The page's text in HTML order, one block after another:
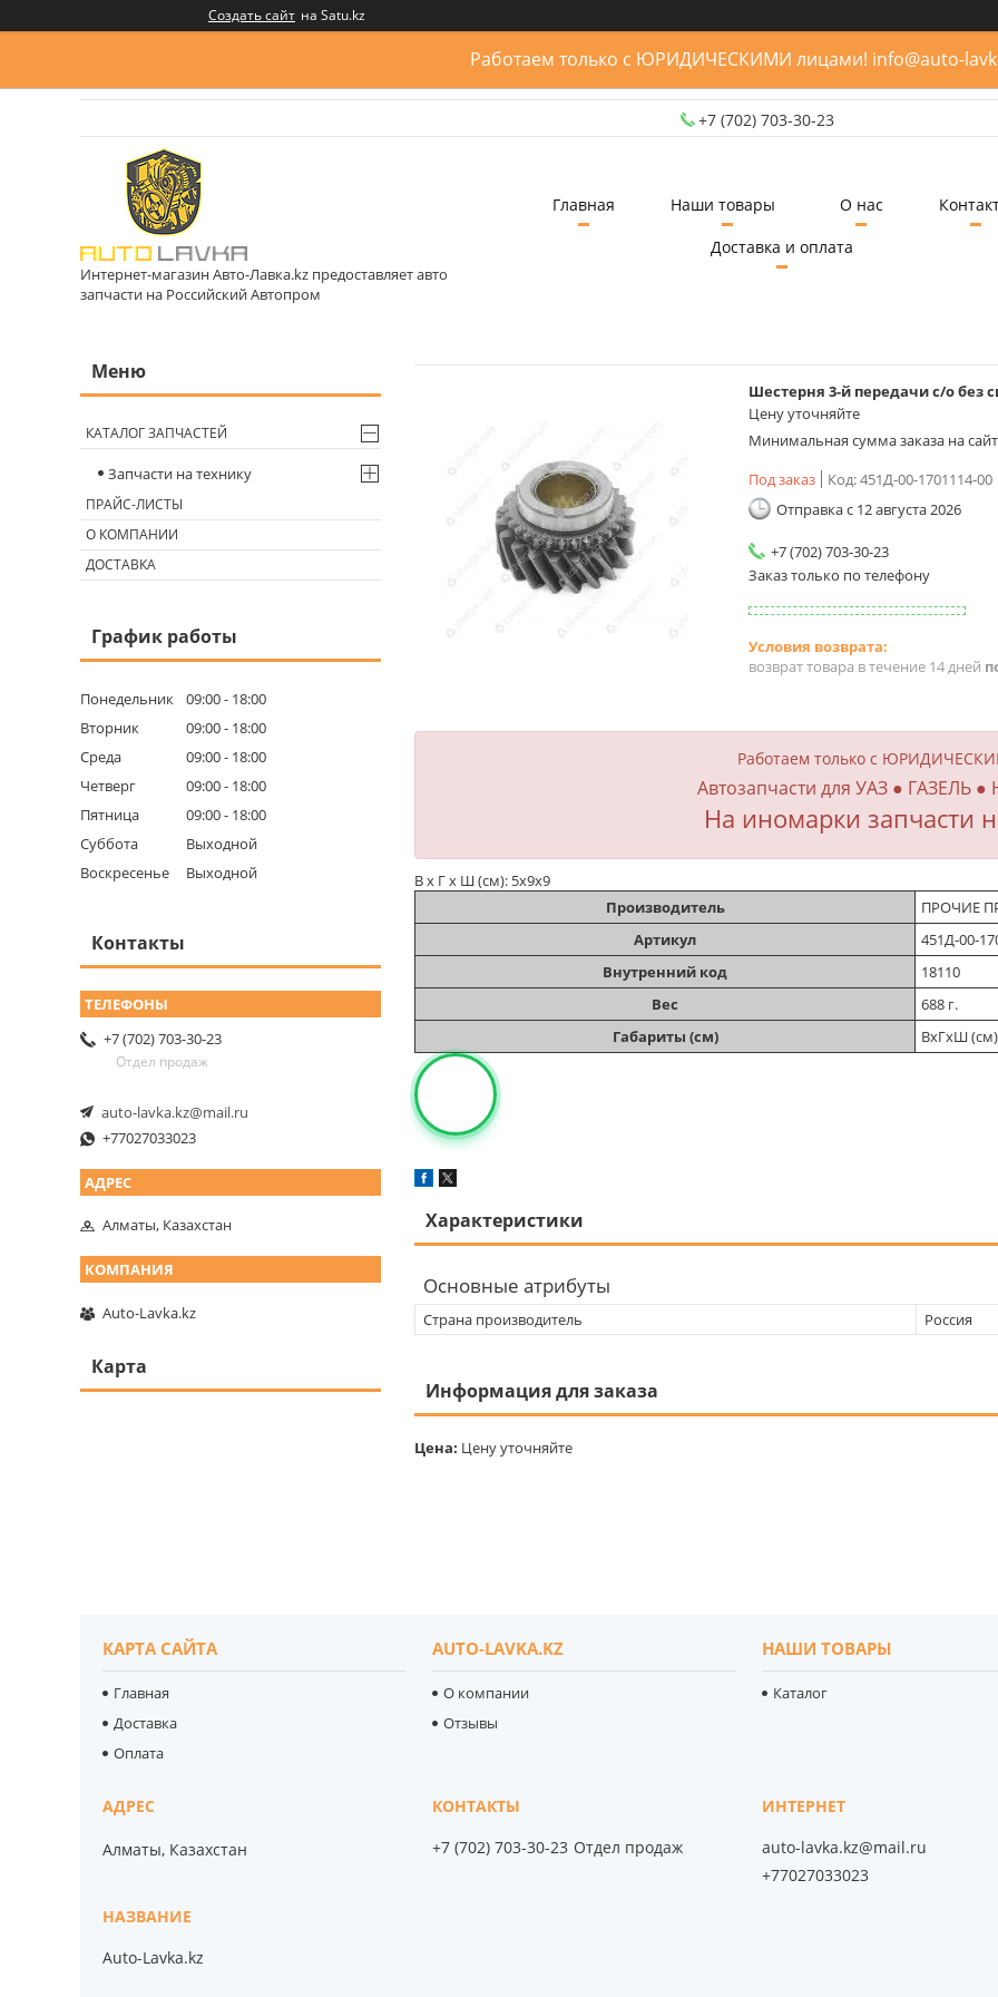
Создать сайт на Satu.kz
Работаем только с ЮРИДИЧЕСКИМИ лицами! info@auto-
+7 (702) 703-30-23
Интернет-магазин Авто-Лавка.kz предоставляет авто
запчасти на Российский Автопром
Главная Наши товары О нас
Доставка и оплата
Шестерня 3-й передачи с/о без
Цену уточняйте
Минимальная сумма заказа на
Под заказ
Код:451Д-00-1701114-00
Отправка с 12 августа 2026
+7 (702) 703-30-23
Заказ только по телефону
возврат товара в течение 14 дней
Работаем только с
Автозапчасти для УАЗ ● ГАЗЕЛЬ
На иномарки запчасти
В х Г х Ш (см): 5х9х9
Производитель
ПРОЧИЕ
Артикул
451Д-00-
Внутренний код
18110
Вес
688 г.
Габариты (см)
ВхГхШ
Характеристики
Основные атрибуты
Страна производитель Россия
Информация для заказа
Цена: Цену уточняйте
КАТАЛОГ ЗАПЧАСТЕЙ
Запчасти на технику
ПРАЙС-ЛИСТЫ
О КОМПАНИИ
ДОСТАВКА
График работы
Понедельник 09:00
18:00
Вторник
09:00
18:00
Среда
09:00
18:00
Четверг
09:00
18:00
Пятница
09:00
18:00
Суббота
Выходной
Воскресенье
Выходной
Контакты
+7 (702) 703-30-23
Отдел продаж
auto-lavka.kz@mail.ru
+77027033023
Алматы, Казахстан
Auto-Lavka.kz
Карта
КАРТА САЙТА
Главная
Доставка
Оплата
AUTO-LAVKA.KZ
О компании
Отзывы
НАШИ ТОВАРЫ
Каталог
Алматы, Казахстан
Auto-Lavka.kz
+7 (702) 703-30-23 Отдел продаж
auto-lavka.kz@mail.ru
+77027033023